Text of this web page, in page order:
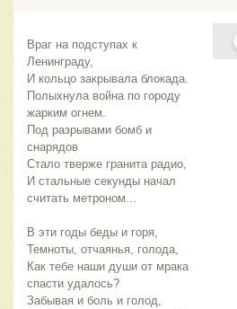
Враг на подступах к
Полыхнула война по городу
Под разрывами бомб и
И стальные секунды начал
Как тебе наши души от мрака